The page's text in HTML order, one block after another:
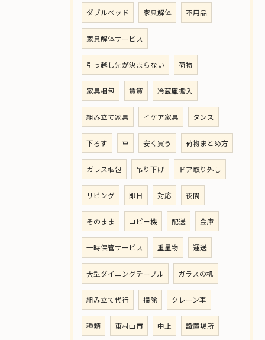
ダブルベッド 家具解体 不用品
家具解体サービス
引っ越し先が決まらない 荷物
家具梱包 賃貸 冷蔵庫搬入
組み立て家具 イケア家具 タンス
下ろす 車 安く買う 荷物まとめ方
ガラス梱包 吊り下げ ドア取り外し
リビング 即日 対応 夜間
そのまま コピー機 配送 金庫
一時保管サービス 重量物 運送
大型ダイニングテーブル ガラスの机
組み立て代行 掃除 クレーン車
種類 東村山市 中止 設置場所